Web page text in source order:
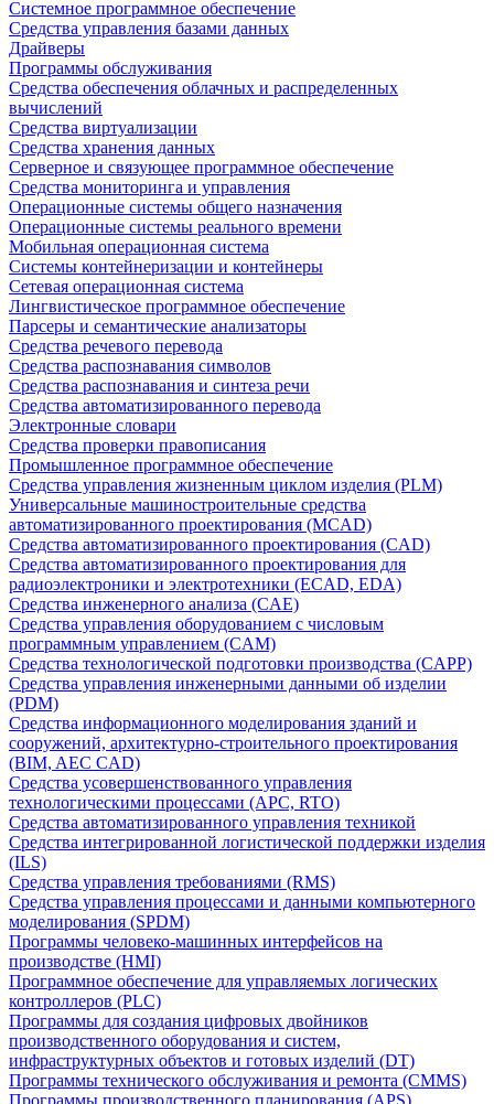
Системное программное обеспечение
Средства управления базами данных
Драйверы
Программы обслуживания
Средства обеспечения облачных и распределенных
вычислений
Средства виртуализации
Средства хранения данных
Серверное и связующее программное обеспечение
Средства мониторинга и управления
Операционные системы общего назначения
Операционные системы реального времени
Мобильная операционная система
Системы контейнеризации и контейнеры
Сетевая операционная система
Лингвистическое программное обеспечение
Парсеры и семантические анализаторы
Средства речевого перевода
Средства распознавания символов
Средства распознавания и синтеза речи
Средства автоматизированного перевода
Электронные словари
Средства проверки правописания
Промышленное программное обеспечение
Средства управления жизненным циклом изделия (PLM)
Универсальные машиностроительные средства
автоматизированного проектирования (MCAD)
Средства автоматизированного проектирования (CAD)
Средства автоматизированного проектирования для
радиоэлектроники и электротехники (ECAD, EDA)
Средства инженерного анализа (CAE)
Средства управления оборудованием с числовым
программным управлением (CAM)
Средства технологической подготовки производства (CAPP)
Средства управления инженерными данными об изделии
(PDM)
Средства информационного моделирования зданий и
сооружений, архитектурно-строительного проектирования
(BIM, AEC CAD)
Средства усовершенствованного управления
технологическими процессами (APC, RTO)
Средства автоматизированного управления техникой
Средства интегрированной логистической поддержки изделия
(ILS)
Средства управления требованиями (RMS)
Средства управления процессами и данными компьютерного
моделирования (SPDM)
Программы человеко-машинных интерфейсов на
производстве (HMI)
Программное обеспечение для управляемых логических
контроллеров (PLC)
Программы для создания цифровых двойников
производственного оборудования и систем,
инфраструктурных объектов и готовых изделий (DT)
Программы технического обслуживания и ремонта (CMMS)
Программы производственного планирования (APS)